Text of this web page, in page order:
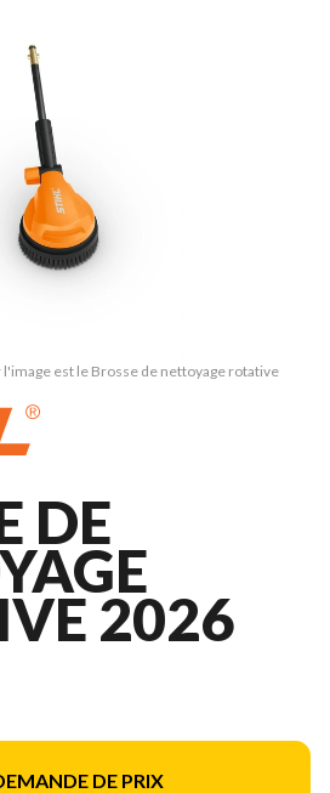
est le Brosse de nettoyage rotative
DE
2026
DE PRIX